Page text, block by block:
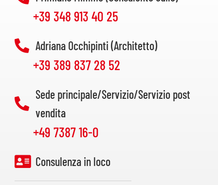
+39 348 913 40 25
Adriana Occhipinti (Architetto)
+39 389 837 28 52
Sede principale/Servizio/Servizio post
vendita
+49 7387 16-0
Consulenza in loco